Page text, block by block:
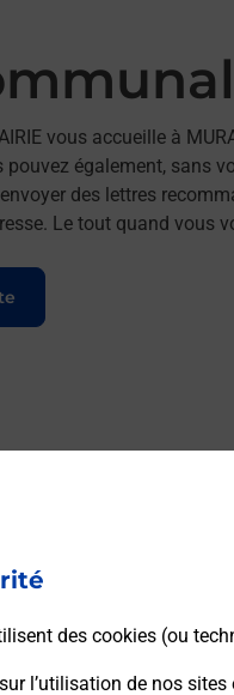
des cookies (ou
l’utilisation de nos
vous accueille à
également, sans
des lettres
Le tout quand vous